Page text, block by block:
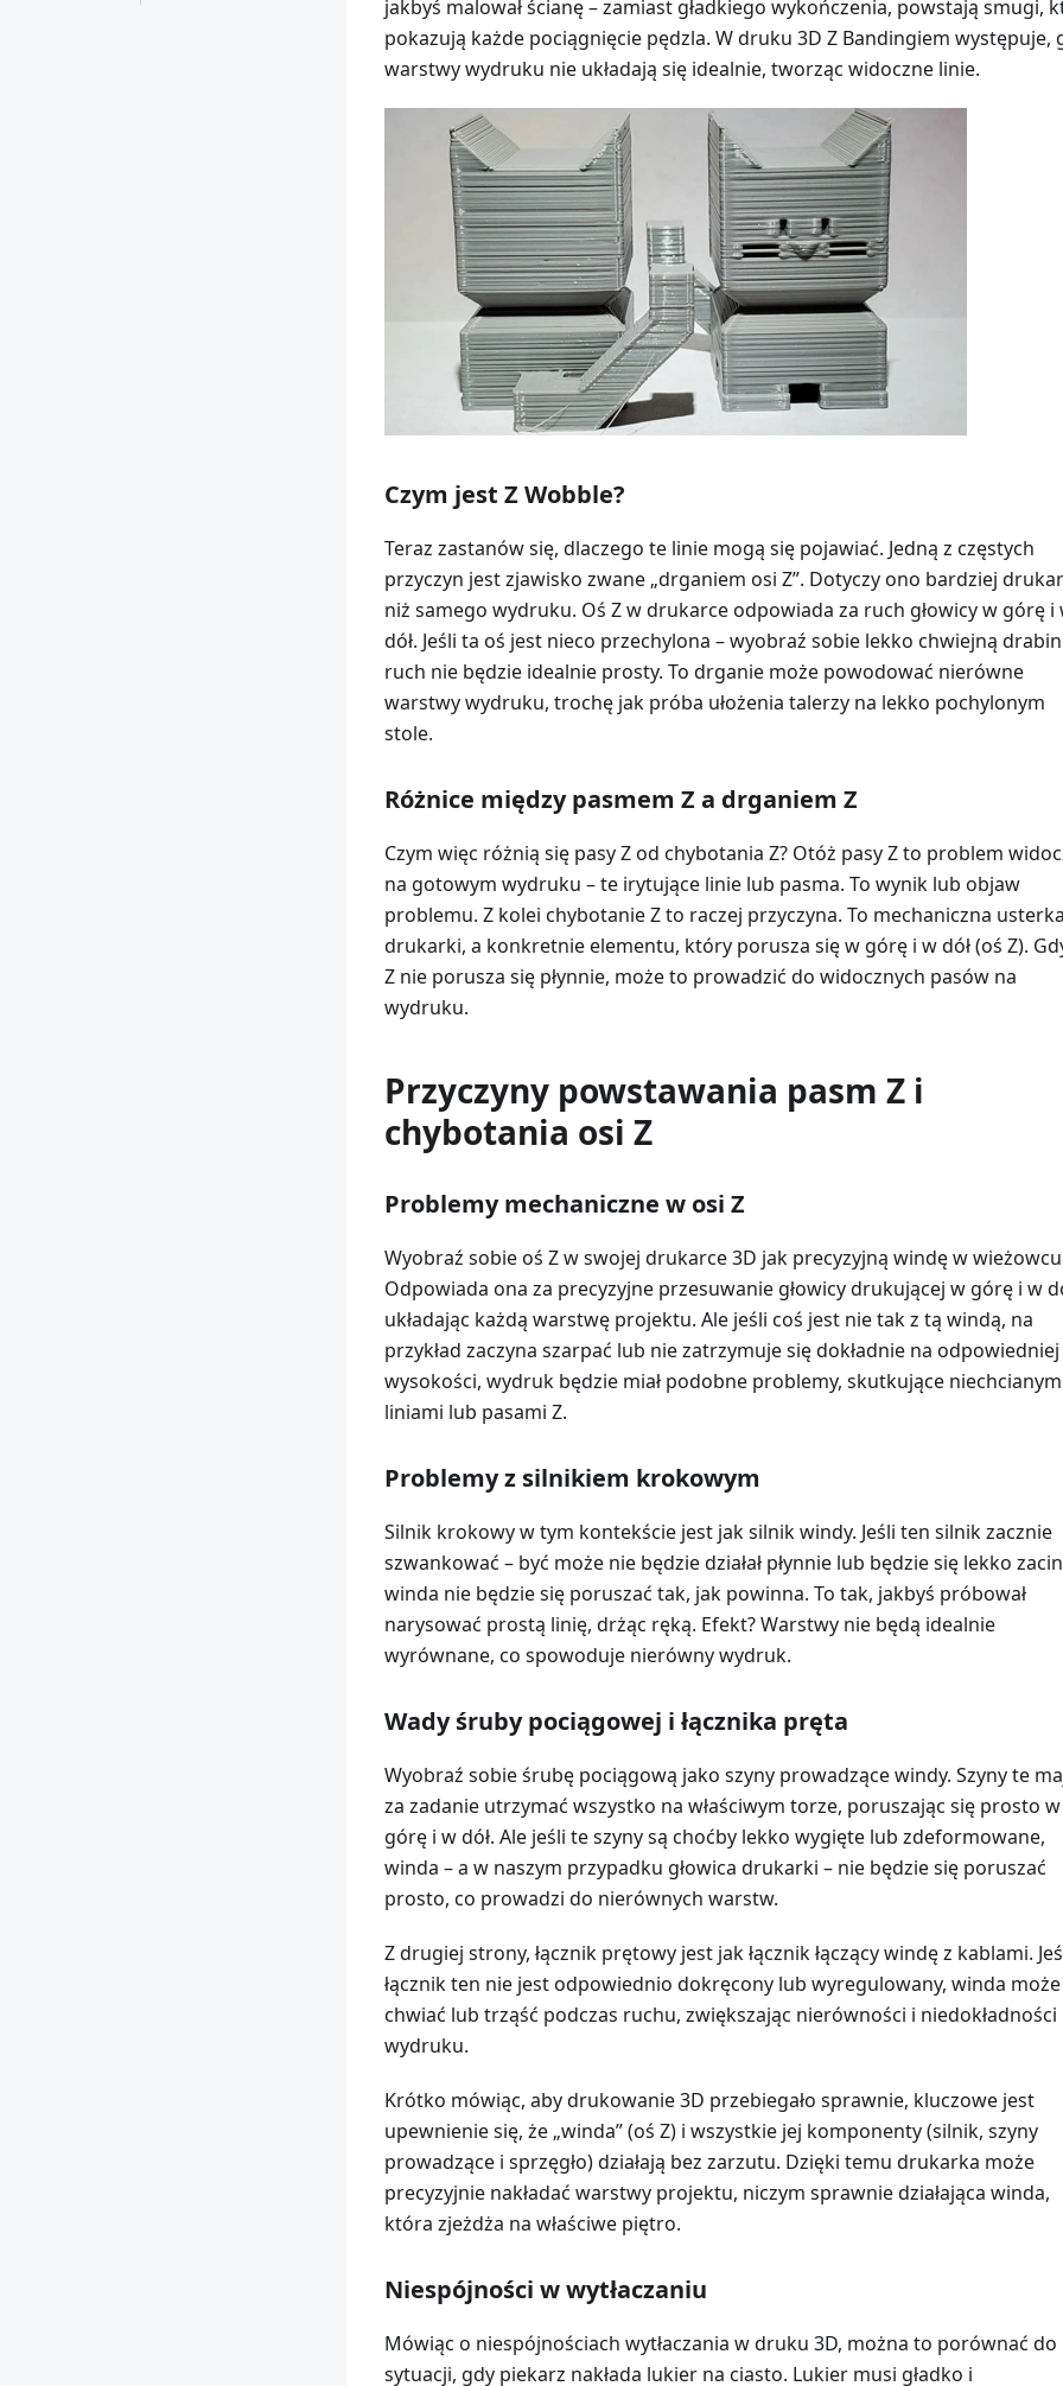
jakbyś malował ścianę – zamiast gładkiego wykończenia, powstają smugi,
pokazują każde pociągnięcie pędzla. W druku 3D Z Bandingiem występuje,
warstwy wydruku nie układają się idealnie, tworząc widoczne linie.
Czym jest Z Wobble?
Teraz zastanów się, dlaczego te linie mogą się pojawiać. Jedną z częstych
przyczyn jest zjawisko zwane „drganiem osi Z”. Dotyczy ono bardziej
niż samego wydruku. Oś Z w drukarce odpowiada za ruch głowicy w górę i
dół. Jeśli ta oś jest nieco przechylona – wyobraź sobie lekko chwiejną
ruch nie będzie idealnie prosty. To drganie może powodować nierówne
warstwy wydruku, trochę jak próba ułożenia talerzy na lekko pochylonym
stole.
Różnice między pasmem Z a drganiem Z
Czym więc różnią się pasy Z od chybotania Z? Otóż pasy Z to problem
na gotowym wydruku – te irytujące linie lub pasma. To wynik lub objaw
problemu. Z kolei chybotanie Z to raczej przyczyna. To mechaniczna usterka
drukarki, a konkretnie elementu, który porusza się w górę i w dół (oś Z).
Z nie porusza się płynnie, może to prowadzić do widocznych pasów na
wydruku.
Przyczyny powstawania pasm Z i
chybotania osi Z
Problemy mechaniczne w osi Z
Wyobraź sobie oś Z w swojej drukarce 3D jak precyzyjną windę w
Odpowiada ona za precyzyjne przesuwanie głowicy drukującej w górę i w
układając każdą warstwę projektu. Ale jeśli coś jest nie tak z tą windą, na
przykład zaczyna szarpać lub nie zatrzymuje się dokładnie na odpowiedniej
wysokości, wydruk będzie miał podobne problemy, skutkujące
liniami lub pasami Z.
Problemy z silnikiem krokowym
Silnik krokowy w tym kontekście jest jak silnik windy. Jeśli ten silnik zacznie
szwankować – być może nie będzie działał płynnie lub będzie się lekko
winda nie będzie się poruszać tak, jak powinna. To tak, jakbyś próbował
narysować prostą linię, drżąc ręką. Efekt? Warstwy nie będą idealnie
wyrównane, co spowoduje nierówny wydruk.
Wady śruby pociągowej i łącznika pręta
Wyobraź sobie śrubę pociągową jako szyny prowadzące windy. Szyny te
za zadanie utrzymać wszystko na właściwym torze, poruszając się prosto w
górę i w dół. Ale jeśli te szyny są choćby lekko wygięte lub zdeformowane,
winda – a w naszym przypadku głowica drukarki – nie będzie się poruszać
prosto, co prowadzi do nierównych warstw.
Z drugiej strony, łącznik prętowy jest jak łącznik łączący windę z kablami.
łącznik ten nie jest odpowiednio dokręcony lub wyregulowany, winda
chwiać lub trząść podczas ruchu, zwiększając nierówności i niedokładności
wydruku.
Krótko mówiąc, aby drukowanie 3D przebiegało sprawnie, kluczowe jest
upewnienie się, że „winda” (oś Z) i wszystkie jej komponenty (silnik, szyny
prowadzące i sprzęgło) działają bez zarzutu. Dzięki temu drukarka może
precyzyjnie nakładać warstwy projektu, niczym sprawnie działająca winda,
która zjeżdża na właściwe piętro.
Niespójności w wytłaczaniu
Mówiąc o niespójnościach wytłaczania w druku 3D, można to porównać do
sytuacji, gdy piekarz nakłada lukier na ciasto. Lukier musi gładko i